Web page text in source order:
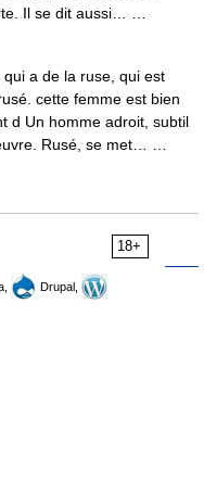
Il se dit aussi… …
a de la ruse, qui est
cette femme est bien
d Un homme adroit, subtil
Rusé, se met… …
18+
Drupal,